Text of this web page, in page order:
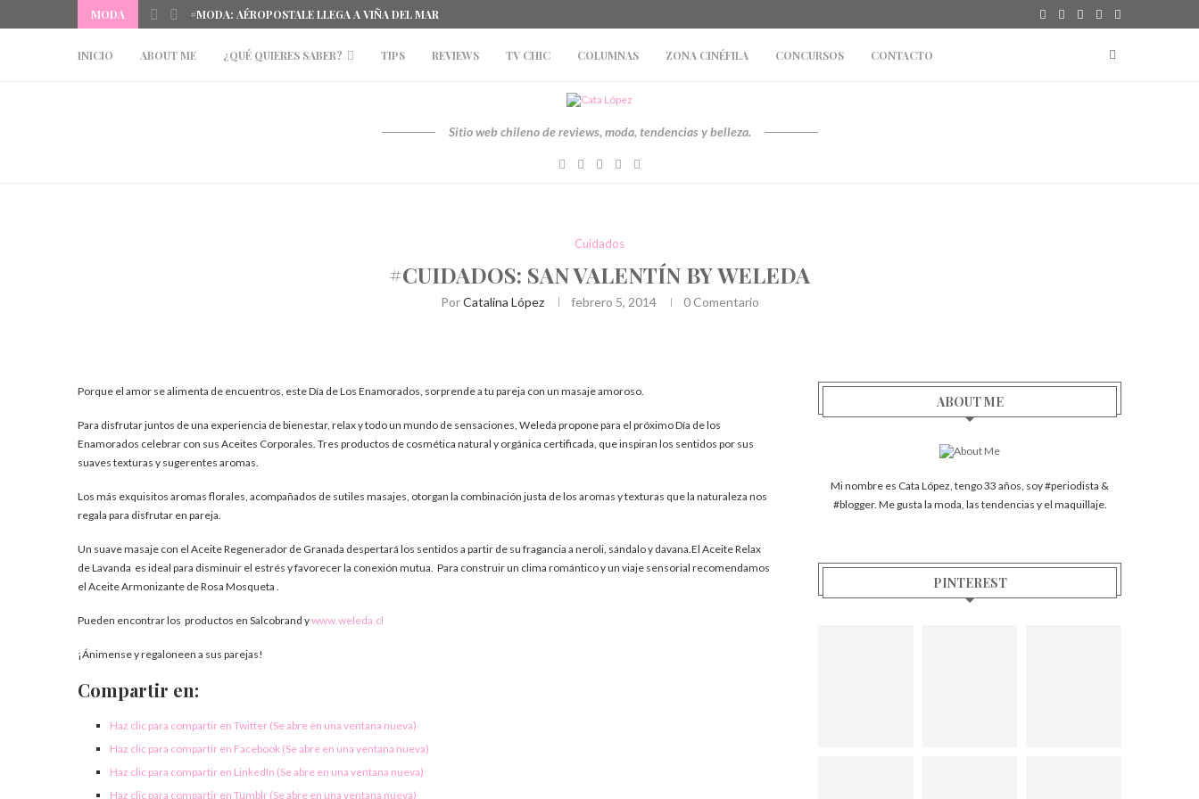
MODA #MODA: AÉROPOSTALE LLEGA A VIÑA DEL MAR
INICIO ABOUT ME ¿QUÉ QUIERES SABER? TIPS REVIEWS TV CHIC COLUMNAS ZONA CINÉFILA CONCURSOS CONTACTO
Sitio web chileno de reviews, moda, tendencias y belleza.
Cuidados
#CUIDADOS: SAN VALENTÍN BY WELEDA
PorCatalina López febrero 5, 2014 0 Comentario
Porque el amor se alimenta de encuentros, este Día de Los Enamorados, sorprende a tu pareja con un masaje amoroso.
Para disfrutar juntos de una experiencia de bienestar, relax y todo un mundo de sensaciones, Weleda propone para el próximo Día de los
Enamorados celebrar con sus Aceites Corporales. Tres productos de cosmética natural y orgánica certificada, que inspiran los sentidos por sus
suaves texturas y sugerentes aromas.
Los más exquisitos aromas florales, acompañados de sutiles masajes, otorgan la combinación justa de los aromas y texturas que la naturaleza nos
regala para disfrutar en pareja.
Un suave masaje con el Aceite Regenerador de Granada despertará los sentidos a partir de su fragancia a neroli, sándalo y davana.El Aceite Relax
de Lavanda es ideal para disminuir el estrés y favorecer la conexión mutua. Para construir un clima romántico y un viaje sensorial recomendamos
el Aceite Armonizante de Rosa Mosqueta .
Pueden encontrar los productos en Salcobrand ywww.weleda.cl
¡Ánimense y regaloneen a sus parejas!
Compartir en:
Haz clic para compartir en Twitter (Se abre en una ventana nueva)
Haz clic para compartir en Facebook (Se abre en una ventana nueva)
Haz clic para compartir en LinkedIn (Se abre en una ventana nueva)
Haz clic para compartir en Tumblr (Se abre en una ventana nueva)
ABOUT ME
Mi nombre es Cata López, tengo 33 años, soy #periodista &
#blogger. Me gusta la moda, las tendencias y el maquillaje.
PINTEREST